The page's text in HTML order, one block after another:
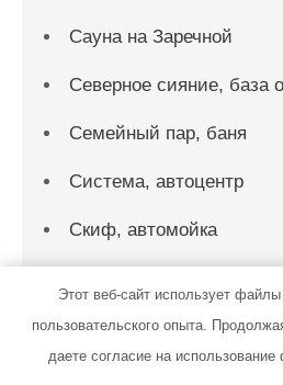
Сауна на Заречной
Северное сияние, база
Семейный пар, баня
Система, автоцентр
Скиф, автомойка
Соната, автотехцентр
Этот веб-сайт использует
пользовательского опыта.
даете согласие на